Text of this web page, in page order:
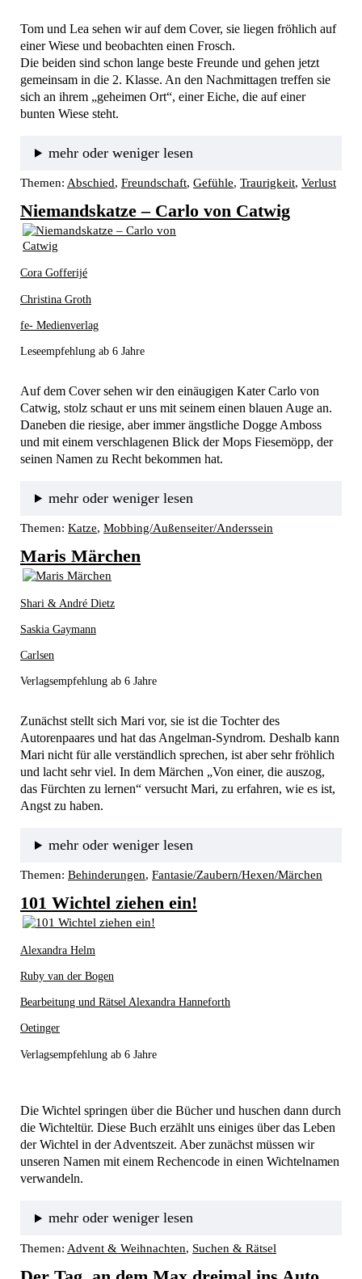
Tom und Lea sehen wir auf dem Cover, sie liegen fröhlich auf
einer Wiese und beobachten einen Frosch.
Die beiden sind schon lange beste Freunde und gehen jetzt
gemeinsam in die 2. Klasse. An den Nachmittagen treffen sie
sich an ihrem „geheimen Ort“, einer Eiche, die auf einer
bunten Wiese steht.
mehr oder weniger lesen
Themen: Abschied, Freundschaft, Gefühle, Traurigkeit, Verlust
Niemandskatze – Carlo von Catwig
Cora Gofferijé
Christina Groth
fe- Medienverlag
Leseempfehlung ab 6 Jahre
Auf dem Cover sehen wir den einäugigen Kater Carlo von
Catwig, stolz schaut er uns mit seinem einen blauen Auge an.
Daneben die riesige, aber immer ängstliche Dogge Amboss
und mit einem verschlagenen Blick der Mops Fiesemöpp, der
seinen Namen zu Recht bekommen hat.
mehr oder weniger lesen
Themen: Katze, Mobbing/Außenseiter/Anderssein
Maris Märchen
Shari & André Dietz
Saskia Gaymann
Carlsen
Verlagsempfehlung ab 6 Jahre
Zunächst stellt sich Mari vor, sie ist die Tochter des
Autorenpaares und hat das Angelman-Syndrom. Deshalb kann
Mari nicht für alle verständlich sprechen, ist aber sehr fröhlich
und lacht sehr viel. In dem Märchen „Von einer, die auszog,
das Fürchten zu lernen“ versucht Mari, zu erfahren, wie es ist,
Angst zu haben.
mehr oder weniger lesen
Themen: Behinderungen, Fantasie/Zaubern/Hexen/Märchen
101 Wichtel ziehen ein!
Alexandra Helm
Ruby van der Bogen
Bearbeitung und Rätsel Alexandra Hanneforth
Oetinger
Verlagsempfehlung ab 6 Jahre
Die Wichtel springen über die Bücher und huschen dann durch
die Wichteltür. Diese Buch erzählt uns einiges über das Leben
der Wichtel in der Adventszeit. Aber zunächst müssen wir
unseren Namen mit einem Rechencode in einen Wichtelnamen
verwandeln.
mehr oder weniger lesen
Themen: Advent & Weihnachten, Suchen & Rätsel